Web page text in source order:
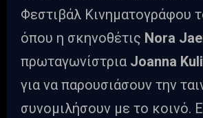
Φεστιβάλ Κινηματογράφου
όπου η σκηνοθέτις Nora
πρωταγωνίστρια Joanna
για να παρουσιάσουν την
συνομιλήσουν με το κοινό.